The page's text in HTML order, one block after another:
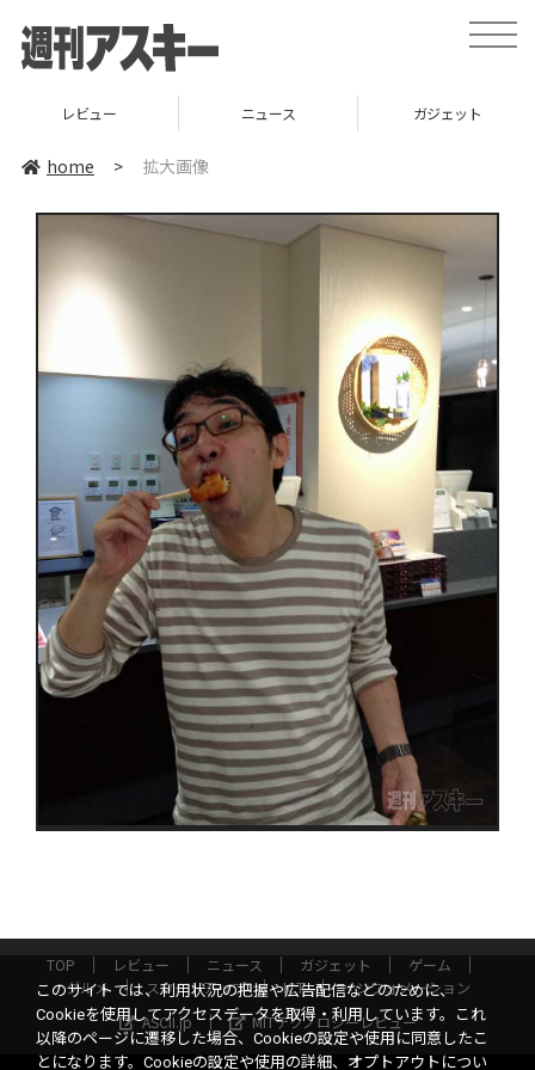
toggle
レビュー ニュース ガジェット
home > 拡大画像
TOP レビュー ニュース ガジェット
ゲーム
グルメ
スタートアップ ICT
インフォメーション
ASCII.jp
MITテクノロジーレビュー
このサイトでは、利用状況の把握や広告配信などのために、
Cookieを使用してアクセスデータを取得・利用しています。これ
以降のページに遷移した場合、Cookieの設定や使用に同意したこ
とになります。Cookieの設定や使用の詳細、オプトアウトについ